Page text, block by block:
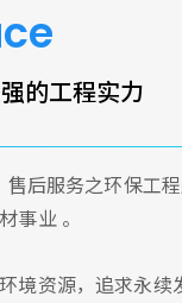
的工程实力
后服务之环保工
事业 。
资源，追求永